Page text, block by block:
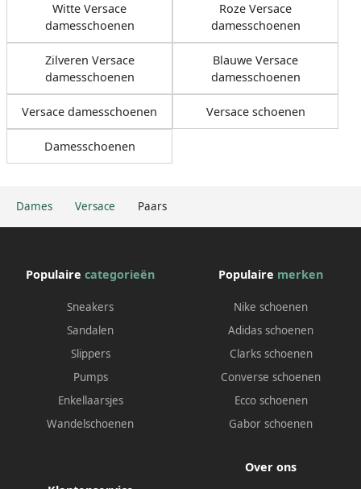
Dames Versace Paars
Witte Versace
damesschoenen
Roze Versace
damesschoenen
Zilveren Versace
damesschoenen
Blauwe Versace
damesschoenen
Versace damesschoenen Versace schoenen
Damesschoenen
Populaire categorieën
Sneakers
Sandalen
Slippers
Pumps
Enkellaarsjes
Wandelschoenen
Populaire merken
Nike schoenen
Adidas schoenen
Clarks schoenen
Converse schoenen
Ecco schoenen
Gabor schoenen
Over ons